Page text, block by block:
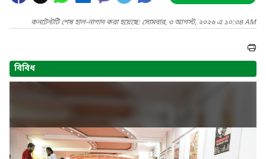
কনটেন্টটি শেষ হাল-নাগাদ করা হয়েছে: সোমবার, ৩ আগস্ট, ২০২৬ এ ১০:৩৪ AM
বিবিধ